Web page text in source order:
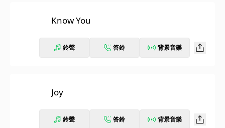
Know You
鈴聲 答鈴 背景音樂
Joy
鈴聲 答鈴 背景音樂